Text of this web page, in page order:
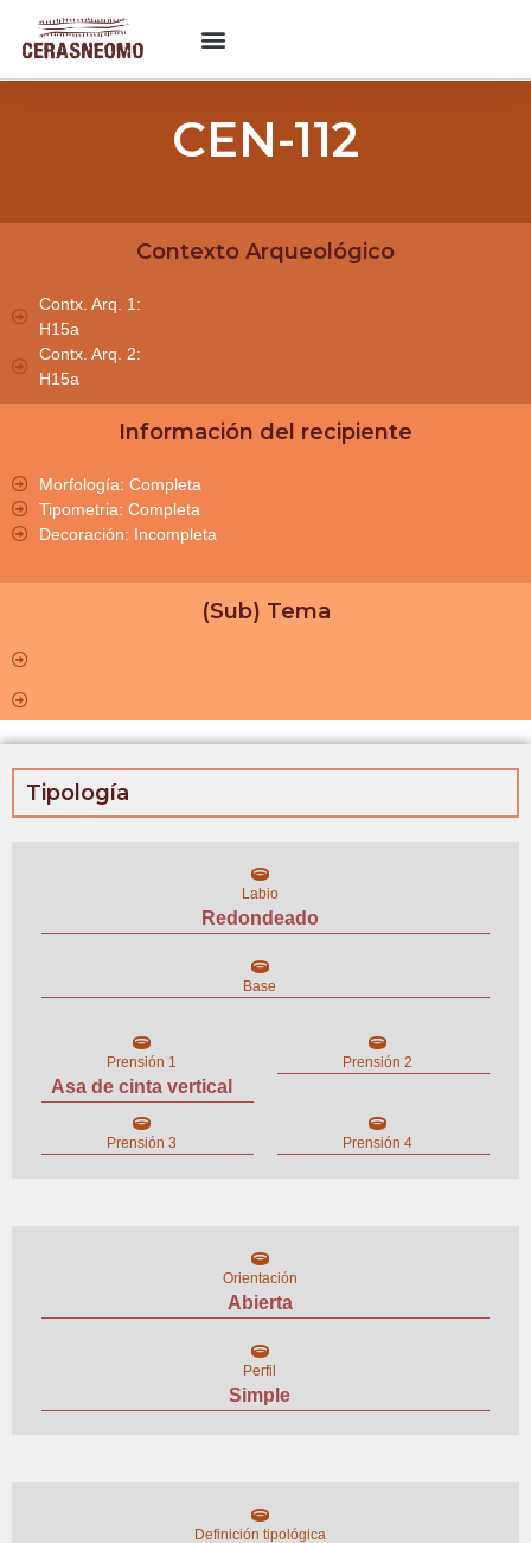
CEN-112
Contexto Arqueológico
Contx. Arq. 1:
H15a
Contx. Arq. 2:
H15a
Información del recipiente
Morfología: Completa
Tipometria: Completa
Decoración: Incompleta
(Sub) Tema
Tipología
Labio
Redondeado
Base
Prensión 1
Asa de cinta vertical
Prensión 2
Prensión 3 Prensión 4
Orientación
Abierta
Perfil
Simple
Definición tipológica